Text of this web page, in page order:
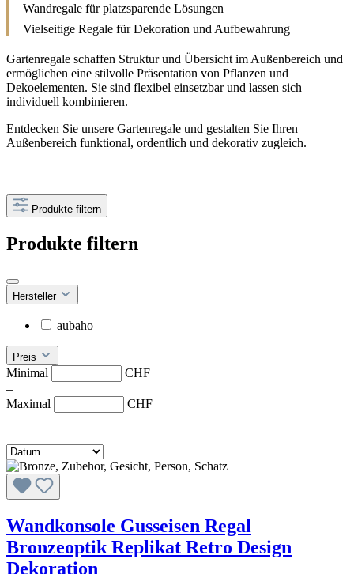
Wandregale für platzsparende Lösungen
Vielseitige Regale für Dekoration und Aufbewahrung
Gartenregale schaffen Struktur und Übersicht im Außenbereich und
ermöglichen eine stilvolle Präsentation von Pflanzen und
Dekoelementen. Sie sind flexibel einsetzbar und lassen sich
individuell kombinieren.
Entdecken Sie unsere Gartenregale und gestalten Sie Ihren
Außenbereich funktional, ordentlich und dekorativ zugleich.
Produkte filtern
Produkte filtern
Hersteller
aubaho
Preis
Minimal
CHF
–
Maximal
CHF
Wandkonsole Gusseisen Regal
Bronzeoptik Replikat Retro Design
Dekoration